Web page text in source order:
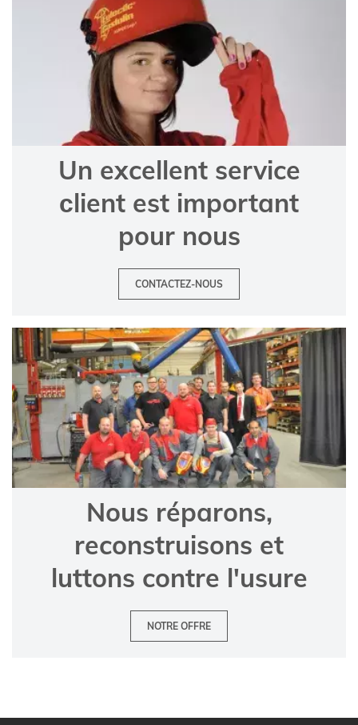
Un excellent service
сlient est important
pour nous
CONTACTEZ-NOUS
Nous réparons,
reconstruisons et
luttons contre l'usure
NOTRE OFFRE